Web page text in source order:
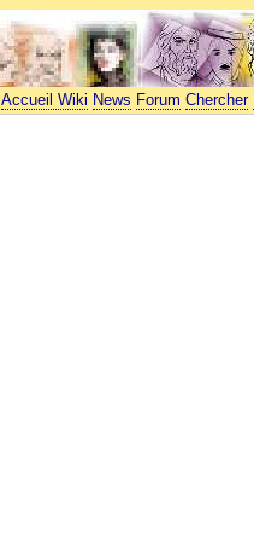
Accueil Wiki News Forum Chercher